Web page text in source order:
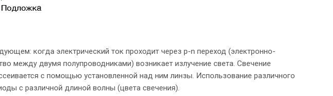
когда электрический ток проходит через p-n переход (электронно-
между двумя полупроводниками) возникает излучение света. Свечение
с помощью установленной над ним линзы. Использование различного
с различной длиной волны (цвета свечения).